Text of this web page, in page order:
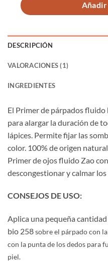
DESCRIPCIÓN
VALORACIONES (1)
INGREDIENTES
El Primer de párpados fluido
para alargar la duración de
lápices. Permite fijar las
color. 100% de origen
Primer de ojos fluido Zao
descongestionar y calmar los
CONSEJOS DE USO:
Aplica una pequeña
bio 258sobre el párpado con
con la punta de los dedos para
piel.